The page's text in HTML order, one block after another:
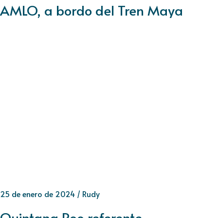
AMLO, a bordo del Tren Maya
25 de enero de 2024 / Rudy